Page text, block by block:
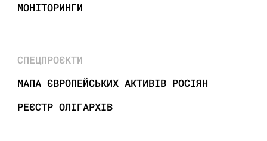
МОНІТОРИНГИ
СПЕЦПРОЄКТИ
МАПА ЄВРОПЕЙСЬКИХ АКТИВІВ РОСІЯН
РЕЄСТР ОЛІГАРХІВ